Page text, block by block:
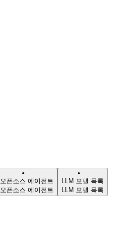
오픈소스 에이전트
오픈소스 에이전트
LLM 모델 목록
LLM 모델 목록